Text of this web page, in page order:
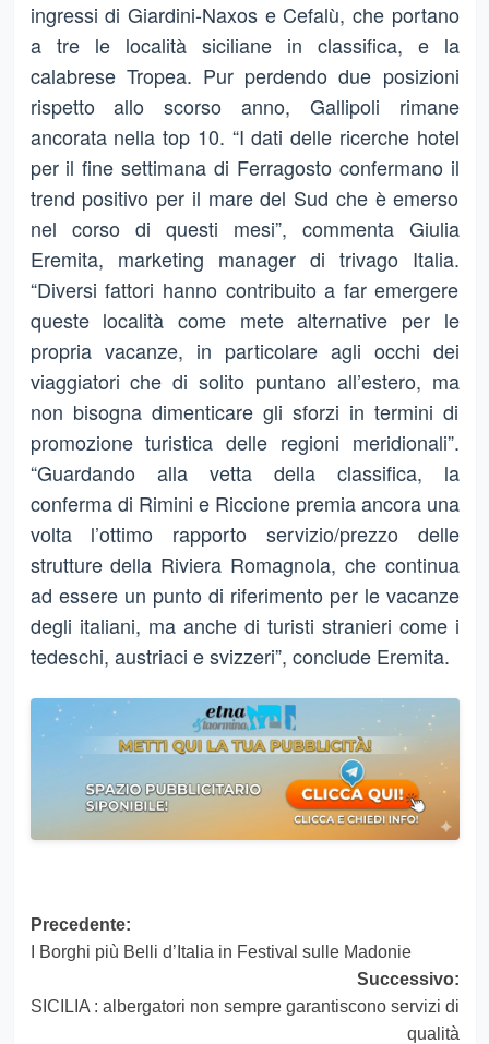
ingressi di Giardini-Naxos e Cefalù, che portano
a tre le località siciliane in classifica, e la
calabrese Tropea. Pur perdendo due posizioni
rispetto allo scorso anno, Gallipoli rimane
ancorata nella top 10. “I dati delle ricerche hotel
per il fine settimana di Ferragosto confermano il
trend positivo per il mare del Sud che è emerso
nel corso di questi mesi”, commenta Giulia
Eremita, marketing manager di trivago Italia.
“Diversi fattori hanno contribuito a far emergere
queste località come mete alternative per le
propria vacanze, in particolare agli occhi dei
viaggiatori che di solito puntano all’estero, ma
non bisogna dimenticare gli sforzi in termini di
promozione turistica delle regioni meridionali”.
“Guardando alla vetta della classifica, la
conferma di Rimini e Riccione premia ancora una
volta l’ottimo rapporto servizio/prezzo delle
strutture della Riviera Romagnola, che continua
ad essere un punto di riferimento per le vacanze
degli italiani, ma anche di turisti stranieri come i
tedeschi, austriaci e svizzeri”, conclude Eremita.
Navigazione
articolo
Precedente:
I Borghi più Belli d’Italia in Festival sulle Madonie
Successivo:
SICILIA : albergatori non sempre garantiscono servizi di
qualità